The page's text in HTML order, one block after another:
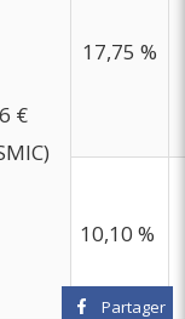
€
17,75 %
10,10 %
Partager